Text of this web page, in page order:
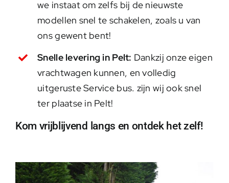
we instaat om zelfs bij de nieuwste
modellen snel te schakelen, zoals u van
ons gewent bent!
Snelle levering in Pelt: Dankzij onze eigen
vrachtwagen kunnen, en volledig
uitgeruste Service bus. zijn wij ook snel
ter plaatse in Pelt!
Kom vrijblijvend langs en ontdek het zelf!